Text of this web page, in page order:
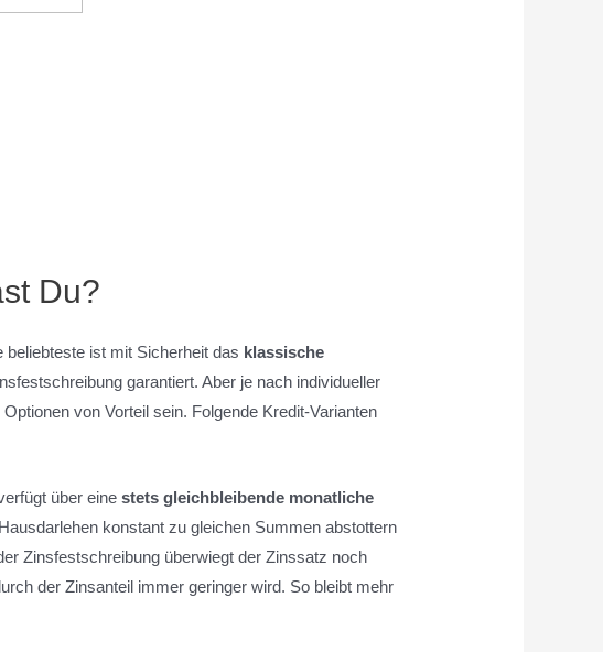
Du?
ist mit Sicherheit das klassische
garantiert. Aber je nach individueller
von Vorteil sein. Folgende Kredit-Varianten
über einestets gleichbleibende monatliche
konstant zu gleichen Summen abstottern
Zinsfestschreibung überwiegt der Zinssatz noch
der Zinsanteil immer geringer wird. So bleibt mehr